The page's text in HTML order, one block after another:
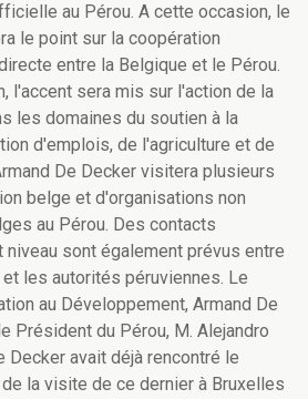
au Pérou. A cette occasion, le
le point sur la coopération
entre la Belgique et le Pérou.
l'accent sera mis sur l'action de la
les domaines du soutien à la
d'emplois, de l'agriculture et de
De Decker visitera plusieurs
belge et d'organisations non
au Pérou. Des contacts
sont également prévus entre
les autorités péruviennes. Le
au Développement, Armand De
Président du Pérou, M. Alejandro
Decker avait déjà rencontré le
la visite de ce dernier à Bruxelles